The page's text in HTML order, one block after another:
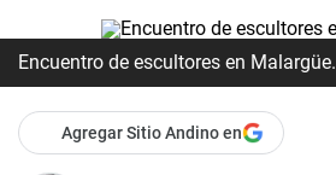
Encuentro de escultores en Malargüe.
Agregar Sitio Andino en